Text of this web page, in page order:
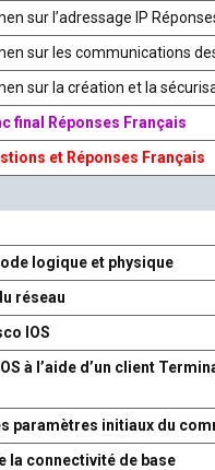
sur l’adressage IP
sur les communications
sur la création et la
final Réponses Français
et Réponses Français
logique et physique
réseau
IOS
à l’aide d’un client
paramètres initiaux du
la connectivité de base